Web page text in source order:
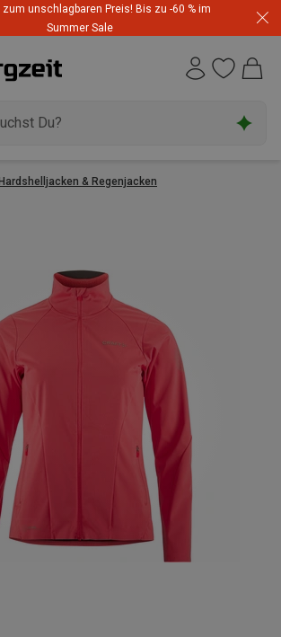
zum unschlagbaren Preis! Bis zu -60 % im
Summer Sale
& Regenjacken